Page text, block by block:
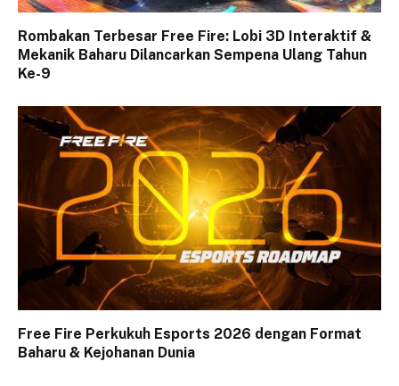
Rombakan Terbesar Free Fire: Lobi 3D Interaktif &
Mekanik Baharu Dilancarkan Sempena Ulang Tahun
Ke-9
Free Fire Perkukuh Esports 2026 dengan Format
Baharu & Kejohanan Dunia